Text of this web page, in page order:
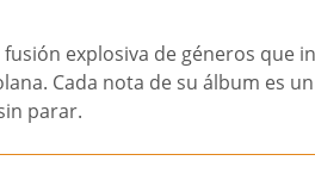
fusión explosiva de géneros que
Cada nota de su álbum es
parar.